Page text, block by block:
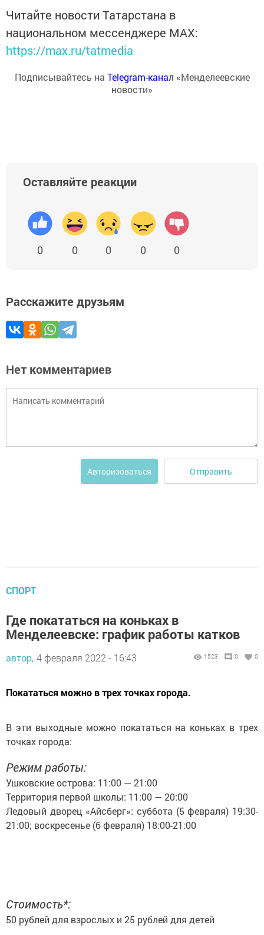
Читайте новости Татарстана в
национальном мессенджере MАХ:
https://max.ru/tatmedia
Подписывайтесь на Telegram-канал «Менделеевские
новости»
Оставляйте реакции
0 0 0 0 0
Расскажите друзьям
Нет комментариев
Авторизоваться Отправить
СПОРТ
Где покататься на коньках в
Менделеевске: график работы катков
автор, 4 февраля 2022 - 16:43 1523 0 0
Покататься можно в трех точках города.
В эти выходные можно покататься на коньках в трех
точках города:
Режим работы:
Ушковские острова: 11:00 — 21:00
Территория первой школы: 11:00 — 20:00
Ледовый дворец «Айсберг»: суббота (5 февраля) 19:30-
21:00; воскресенье (6 февраля) 18:00-21:00
Стоимость*:
50 рублей для взрослых и 25 рублей для детей